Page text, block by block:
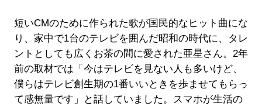
短いCMのために作られた歌が国民的なヒット曲にな
り、家中で1台のテレビを囲んだ昭和の時代に、タレ
ントとしても広くお茶の間に愛された亜星さん。2年
前の取材では「今はテレビを見ない人も多いけど、
僕らはテレビ創生期の1番いいときを歩ませてもらっ
て感無量です」と話していました。スマホが生活の